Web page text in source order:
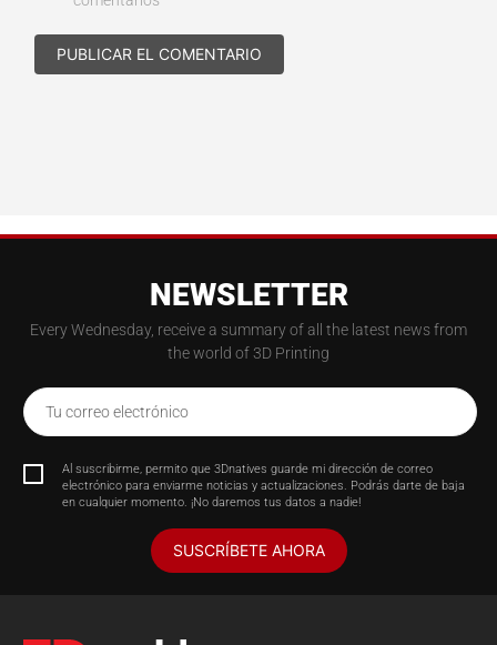
NEWSLETTER
Every Wednesday, receive a summary of all the latest news from
the world of 3D Printing
Tu correo electrónico
Al suscribirme, permito que 3Dnatives guarde mi dirección de correo
electrónico para enviarme noticias y actualizaciones. Podrás darte de baja
en cualquier momento. ¡No daremos tus datos a nadie!
SUSCRÍBETE AHORA